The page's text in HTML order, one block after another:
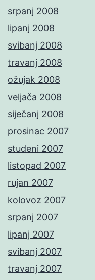
srpanj 2008
lipanj 2008
svibanj 2008
travanj 2008
ožujak 2008
veljača 2008
siječanj 2008
prosinac 2007
studeni 2007
listopad 2007
rujan 2007
kolovoz 2007
srpanj 2007
lipanj 2007
svibanj 2007
travanj 2007